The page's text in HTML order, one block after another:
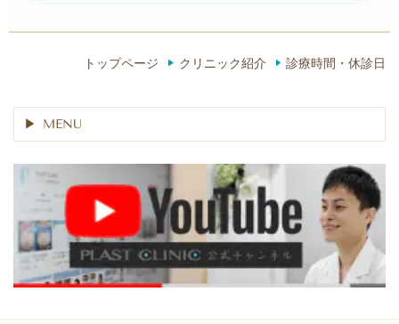
トップページ クリニック紹介 診療時間・休診日
MENU